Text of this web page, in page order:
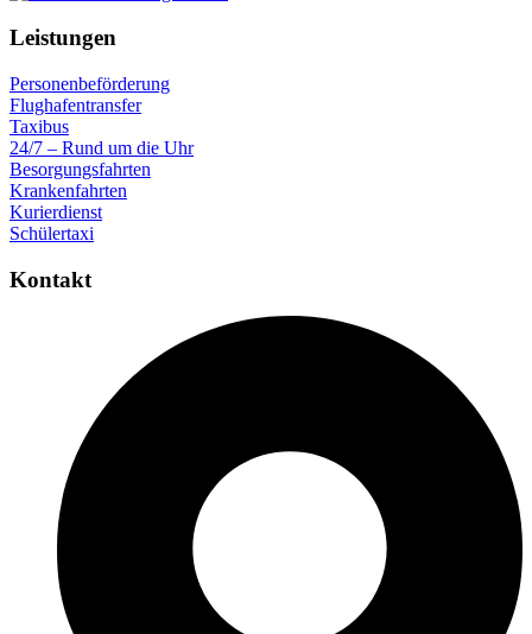
Leistungen
Personenbeförderung
Flughafentransfer
Taxibus
24/7 – Rund um die Uhr
Besorgungsfahrten
Krankenfahrten
Kurierdienst
Schülertaxi
Kontakt